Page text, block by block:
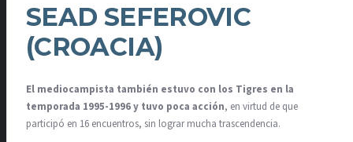
SEAD SEFEROVIC
(CROACIA)
El mediocampista también estuvo con los Tigres en la
temporada 1995-1996 y tuvo poca acción, en virtud de que
participó en 16 encuentros, sin lograr mucha trascendencia.